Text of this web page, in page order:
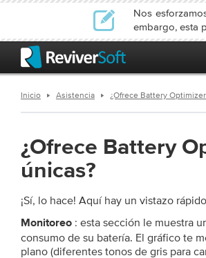
Nos
embargo, esta
Inicio Asistencia ¿Ofrece Battery
¿Ofrece Battery
únicas?
¡Sí, lo hace! Aquí hay un vistazo
Monitoreo : esta sección le muestra
consumo de su batería. El gráfico te
plano (diferentes tonos de gris para